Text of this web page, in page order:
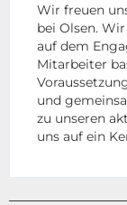
Wir freuen
bei Olsen.
auf dem
Mitarbeiter
und
zu unseren
uns auf ein